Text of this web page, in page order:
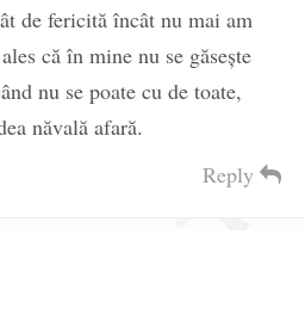
de fericită încât nu mai am
că în mine nu se găsește
nu se poate cu de toate,
năvală afară.
Reply